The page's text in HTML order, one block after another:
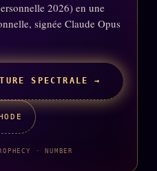
2026) en une
signée Claude Opus
SPECTRALE →
· NUMBER